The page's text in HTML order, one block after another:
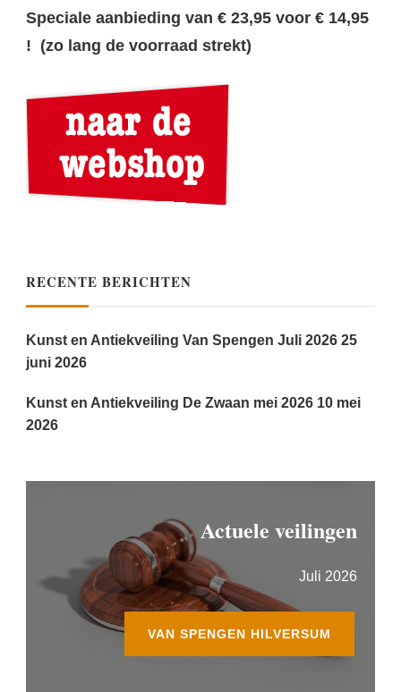
Speciale aanbieding van € 23,95 voor € 14,95
! (zo lang de voorraad strekt)
RECENTE BERICHTEN
Kunst en Antiekveiling Van Spengen Juli 2026 25
juni 2026
Kunst en Antiekveiling De Zwaan mei 2026 10 mei
2026
Actuele veilingen
Juli 2026
VAN SPENGEN HILVERSUM